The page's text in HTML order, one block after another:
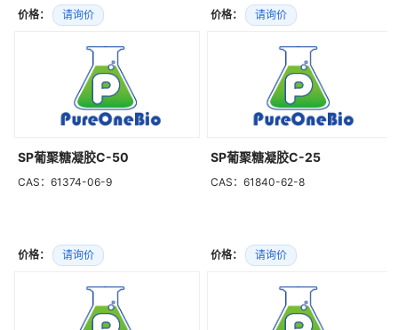
价格： 请询价 价格： 请询价
SP葡聚糖凝胶C-50
CAS：61374-06-9
价格： 请询价
SP葡聚糖凝胶C-25
CAS：61840-62-8
价格： 请询价